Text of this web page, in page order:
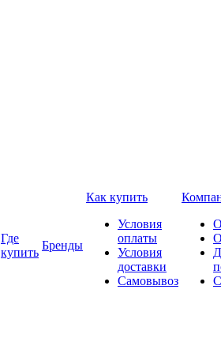
Где
купить
Бренды
Как купить
Условия
оплаты
Условия
доставки
Самовывоз